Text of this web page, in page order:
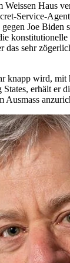
Weissen Haus
Service-
Joe Biden
das sehr
knapp wird, mit
erhält er
Ausmass